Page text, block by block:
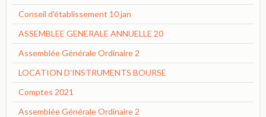
Conseil d'établissement 10 jan
ASSEMBLEE GENERALE ANNUELLE 20
Assemblée Générale Ordinaire 2
LOCATION D'INSTRUMENTS BOURSE
Comptes 2021
Assemblée Générale Ordinaire 2